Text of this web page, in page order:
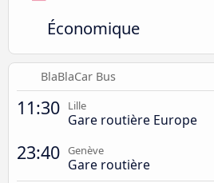
Économique
BlaBlaCar Bus
11:30 Lille
Gare routière Europe
23:40 Genève
Gare routière